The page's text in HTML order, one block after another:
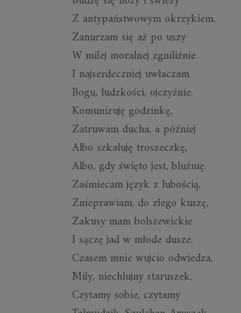
Z antypaństwowym okrzykiem.
Zanurzam się aż po uszy
W miłej moralnej zgniliźnie
I najserdeczniej uwłaczam
Bogu, ludzkości, ojczyźnie.
Komunizuję godzinkę,
Zatruwam ducha, a później
Albo szkaluję troszeczkę,
Albo, gdy święto jest, bluźnię.
Zaśmiecam język z lubością,
Znieprawiam, do złego kuszę,
Zakusy mam bolszewickie
I sączę jad w młode dusze.
Czasem mnie wujcio odwiedza,
Miły, niechlujny staruszek,
Czytamy sobie, czytamy